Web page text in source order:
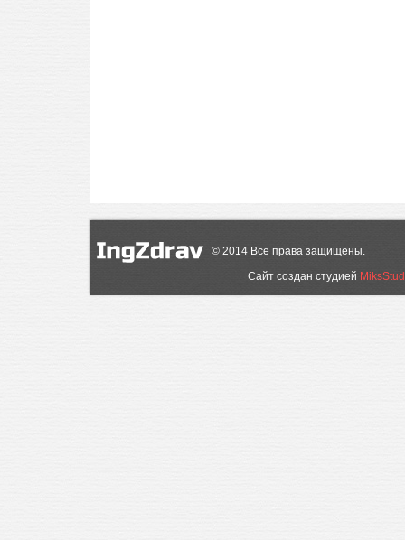
© 2014 Все права защищены.
Сайт создан студией